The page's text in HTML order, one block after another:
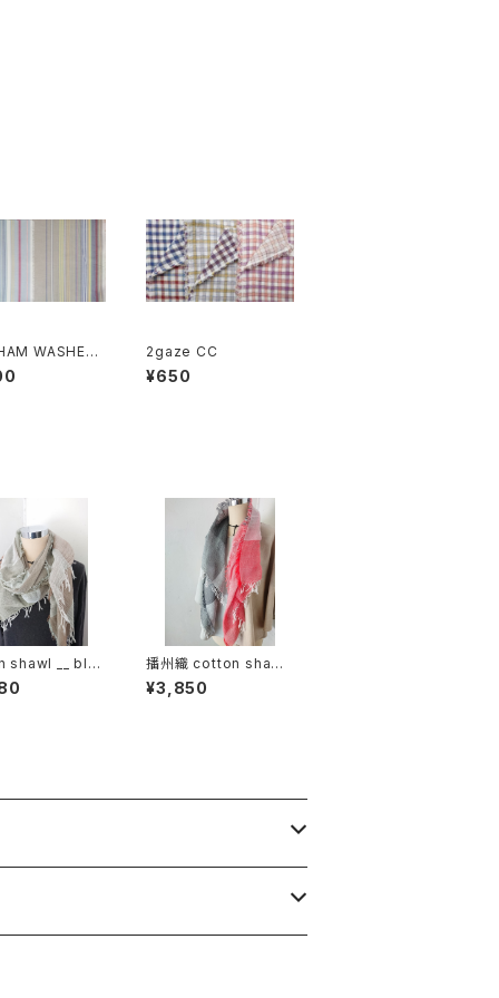
WASHER
stripe
2gaze CC
¥650
shawl __ blo
裏葉w
播州織 cotton shawl
__ block 120
¥3,850